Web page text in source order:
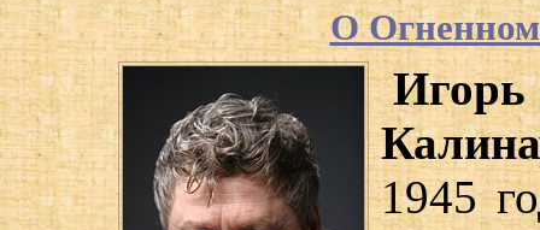
О Огненном
1945